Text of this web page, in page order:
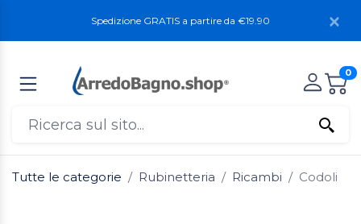
Spedizione GRATIS a partire da €19.90
0
Tutte le categorie Rubinetteria Ricambi Codoli